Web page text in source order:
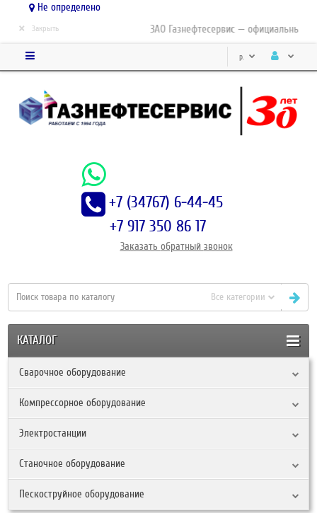
Не определено
ЗАО Газнефтесервис — официальный
× Закрыть
р.
+7 (34767) 6-44-45
+7 917 350 86 17
Заказать обратный звонок
Все категории
КАТАЛОГ
Сварочное оборудование
Компрессорное оборудование
Электростанции
Станочное оборудование
Пескоструйное оборудование